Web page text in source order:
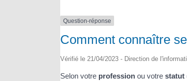
Question-réponse
Comment connaître
Vérifié le 21/04/2023 - Direction de
Selon votre professionou votre statut